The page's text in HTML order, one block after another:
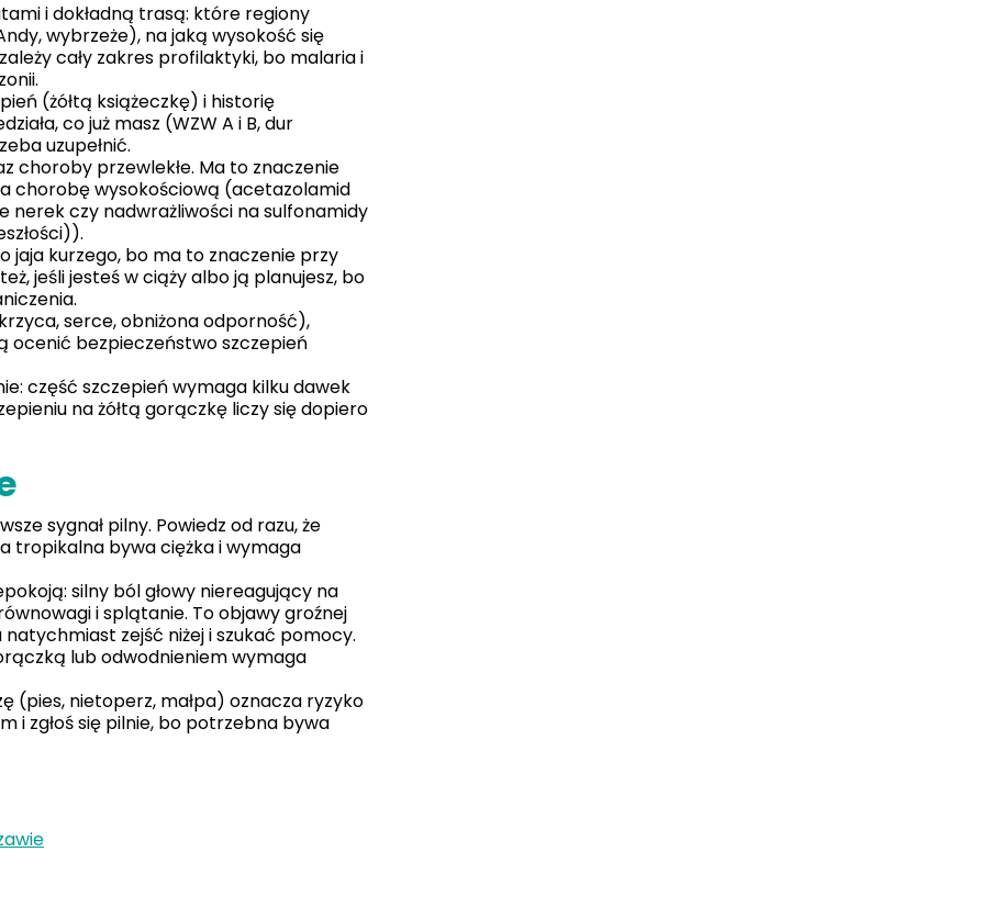
i dokładną trasą: które regiony
wybrzeże), na jaką wysokość się
cały zakres profilaktyki, bo malaria i
(żółtą książeczkę) i historię
co już masz (WZW A i B, dur
uzupełnić.
choroby przewlekłe. Ma to znaczenie
chorobę wysokościową (acetazolamid
nerek czy nadwrażliwości na sulfonamidy
jaja kurzego, bo ma to znaczenie przy
jeśli jesteś w ciąży albo ją planujesz, bo
serce, obniżona odporność),
ocenić bezpieczeństwo szczepień
część szczepień wymaga kilku dawek
na żółtą gorączkę liczy się dopiero
sygnał pilny. Powiedz od razu, że
tropikalna bywa ciężka i wymaga
silny ból głowy niereagujący na
i splątanie. To objawy groźnej
zejść niżej i szukać pomocy.
lub odwodnieniem wymaga
(pies, nietoperz, małpa) oznacza ryzyko
i zgłoś się pilnie, bo potrzebna bywa